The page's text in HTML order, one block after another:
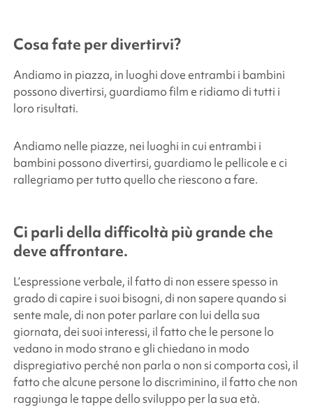
Cosa fate per divertirvi?
Andiamo in piazza, in luoghi dove entrambi i bambini
possono divertirsi, guardiamo film e ridiamo di tutti i
loro risultati.
Andiamo nelle piazze, nei luoghi in cui entrambi i
bambini possono divertirsi, guardiamo le pellicole e ci
rallegriamo per tutto quello che riescono a fare.
Ci parli della difficoltà più grande che
deve affrontare.
L’espressione verbale, il fatto di non essere spesso in
grado di capire i suoi bisogni, di non sapere quando si
sente male, di non poter parlare con lui della sua
giornata, dei suoi interessi, il fatto che le persone lo
vedano in modo strano e gli chiedano in modo
dispregiativo perché non parla o non si comporta così, il
fatto che alcune persone lo discriminino, il fatto che non
raggiunga le tappe dello sviluppo per la sua età.